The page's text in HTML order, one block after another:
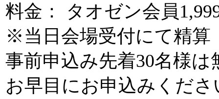
料金： タオゼン会
※当日会場受付
事前申込み先着30名様は
お早目にお申込みくださ